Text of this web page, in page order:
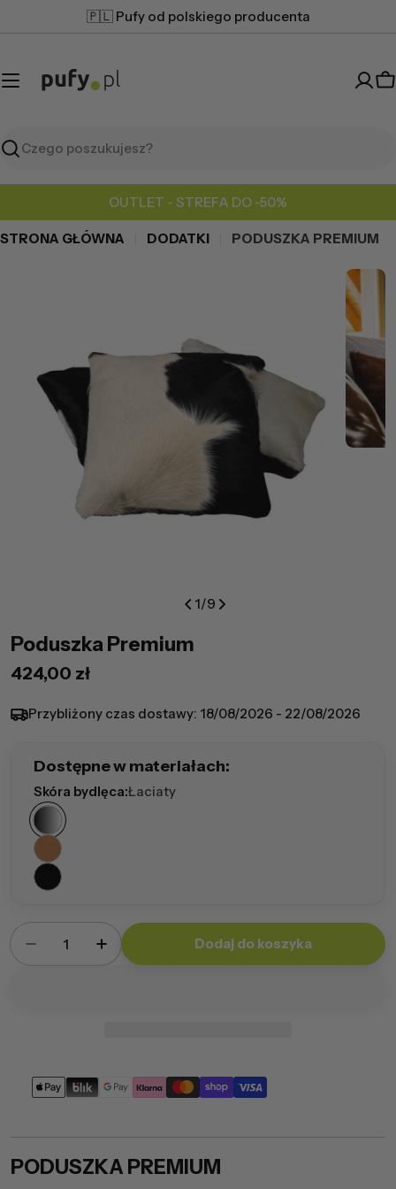
do
🇵🇱 Pufy od polskiego producenta
Szukaj
OUTLET - STREFA DO -50%
STRONA GŁÓWNA DODATKI PODUSZKA PREMIUM
produkcie
1/9
Poduszka Premium
Cena
424,00 zł
Przybliżony czas dostawy: 18/08/2026 - 22/08/2026
Dostępne w materiałach:
Skóra bydlęca:Łaciaty
Ilość
Zmniejsz ilość dla Poduszka Premium
Zwiększ ilość dla Poduszka Premium
Dodaj do koszyka
Metody
PODUSZKA PREMIUM